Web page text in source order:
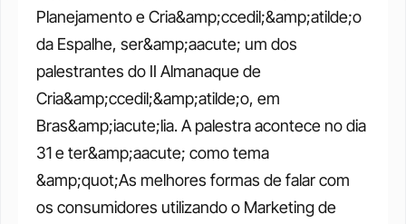
Planejamento e Cria&amp;ccedil;&amp;atilde;o
da Espalhe, ser&amp;aacute; um dos
palestrantes do II Almanaque de
Cria&amp;ccedil;&amp;atilde;o, em
Bras&amp;iacute;lia. A palestra acontece no dia
31 e ter&amp;aacute; como tema
&amp;quot;As melhores formas de falar com
os consumidores utilizando o Marketing de